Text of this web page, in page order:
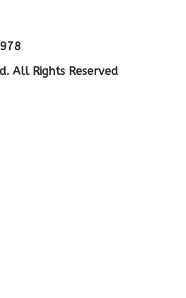
All Rights Reserved